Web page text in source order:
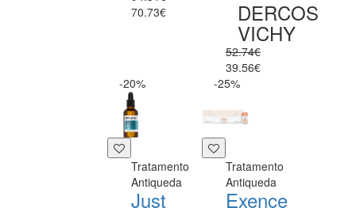
70.73€
DERCOS
VICHY
52.74€
39.56€
-20%
Tratamento
Antiqueda
Just
-25%
Tratamento
Antiqueda
Exence